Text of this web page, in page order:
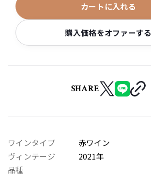
カートに入れる
購入価格をオファーする
SHARE
ワインタイプ
赤ワイン
ヴィンテージ
2021年
品種